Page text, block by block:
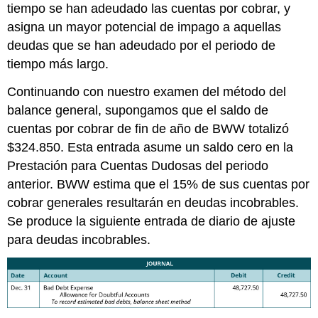
tiempo se han adeudado las cuentas por cobrar, y
asigna un mayor potencial de impago a aquellas
deudas que se han adeudado por el periodo de
tiempo más largo.
Continuando con nuestro examen del método del
balance general, supongamos que el saldo de
cuentas por cobrar de fin de año de BWW totalizó
$324.850. Esta entrada asume un saldo cero en la
Prestación para Cuentas Dudosas del periodo
anterior. BWW estima que el 15% de sus cuentas por
cobrar generales resultarán en deudas incobrables.
Se produce la siguiente entrada de diario de ajuste
para deudas incobrables.